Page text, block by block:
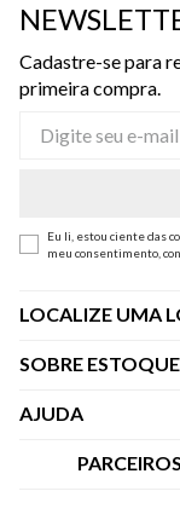
Cadastre-se para
primeira compra.
Eu li, estou ciente das
meu consentimento,
LOCALIZE UMA
SOBRE ESTOQUE
Quem Somos
AJUDA
Central de
PARCEIROS